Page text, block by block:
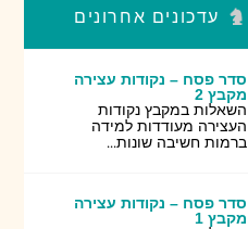
עדכונים אחרונים
סדר פסח – נקודות עצירה
מקבץ 2
השאלות במקבץ נקודות
העצירה מעודדות למידה
ברמות חשיבה שונות...
סדר פסח – נקודות עצירה
מקבץ 1